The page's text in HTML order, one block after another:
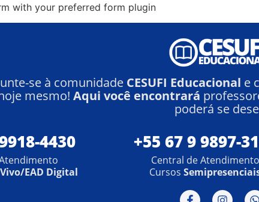
with your preferred form plugin
se à comunidade CESUFI Educacional e
mesmo! Aqui você encontrará
poderá se
4430
EAD Digital
+55 67 9 9897-
Central de Atendimento
Cursos